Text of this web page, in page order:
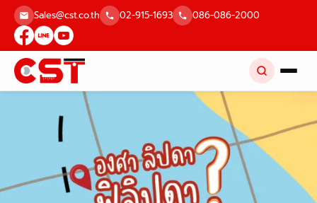
Skip
content
Sales@cst.co.th 02-915-1693 086-086-2000